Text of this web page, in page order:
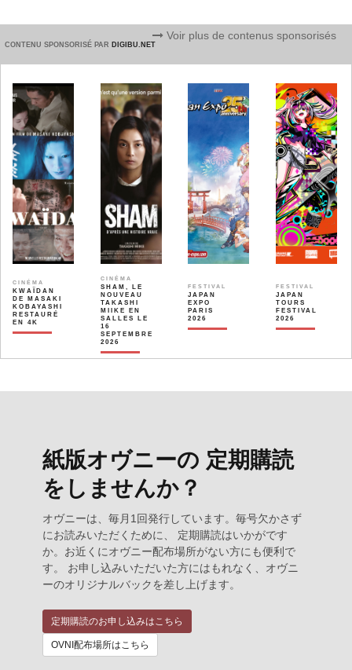
CONTENU SPONSORISÉ PAR DIGIBU.NET
Voir plus de contenus sponsorisés
CINÉMA
KWAÏDAN
DE MASAKI
KOBAYASHI
RESTAURÉ
EN 4K
CINÉMA
SHAM, LE
NOUVEAU
TAKASHI
MIIKE EN
SALLES LE
16
SEPTEMBRE
2026
FESTIVAL
JAPAN
EXPO
PARIS
2026
FESTIVAL
JAPAN
TOURS
FESTIVAL
2026
紙版オヴニーの 定期購読
をしませんか？
オヴニーは、毎月1回発行しています。毎号欠かさず
にお読みいただくために、 定期購読はいかがです
か。お近くにオヴニー配布場所がない方にも便利で
す。 お申し込みいただいた方にはもれなく、オヴニ
ーのオリジナルバックを差し上げます。
定期購読のお申し込みはこちら
OVNI配布場所はこちら